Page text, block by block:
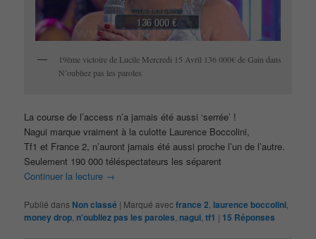
19ème victoire de Lucile Mercredi 15 Avril 136 000€ de Gain dans
N’oubliez pas les paroles
La course de l’access n’a jamais été aussi ‘serrée’ !
Nagui marque vraiment à la culotte Laurence Boccolini,
Tf1 et France 2, n’auront jamais été aussi proche l’un de l’autre.
Seulement 190 000 téléspectateurs les séparent
Continuer la lecture →
Publié dans Non classé | Marqué avecfrance 2 laurence boccolini
money drop n'oubliez pas les paroles nagui ,tf1 | 15 Réponses